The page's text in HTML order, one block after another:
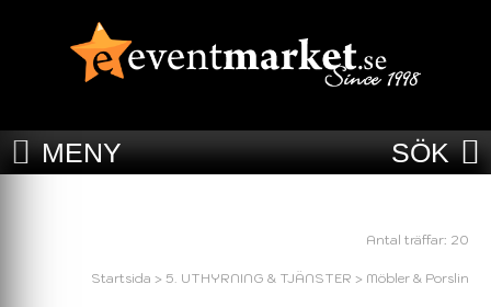
MENY SÖK
Antal träffar: 20
Startsida > 5. UTHYRNING & TJÄNSTER > Möbler & Porslin